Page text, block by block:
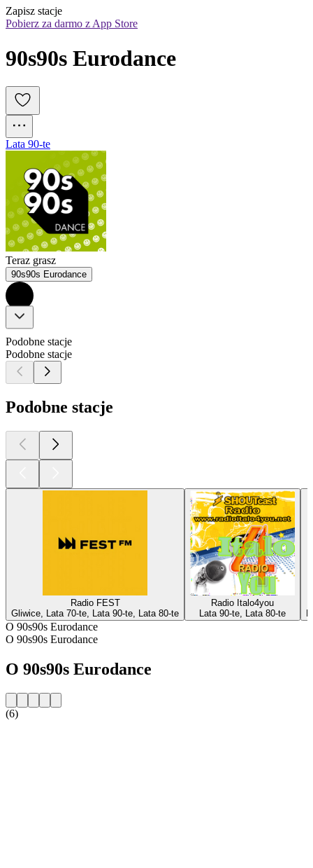
Zapisz stacje
Pobierz za darmo z App Store
90s90s Eurodance
Lata 90-te
Teraz grasz
90s90s Eurodance
Podobne stacje
Podobne stacje
Podobne stacje
Radio FEST
Gliwice, Lata 70-te, Lata 90-te, Lata 80-te
Radio Italo4you
Lata 90-te, Lata 80-te
O 90s90s Eurodance
O 90s90s Eurodance
O 90s90s Eurodance
(6)